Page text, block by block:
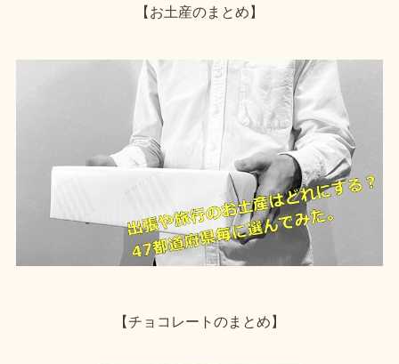
【お土産のまとめ】
【チョコレートのまとめ】